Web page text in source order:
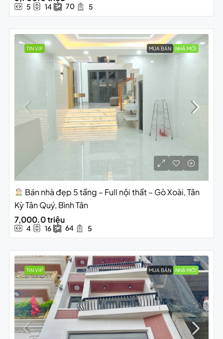
5 14 70 5
TIN VIP MUA BÁN NHÀ MỚI
Bán nhà đẹp 5 tầng – Full nội thất – Gò Xoài, Tân
Kỳ Tân Quý, Bình Tân
7,000.0 triệu
4 16 64 5
TIN VIP MUA BÁN NHÀ MỚI